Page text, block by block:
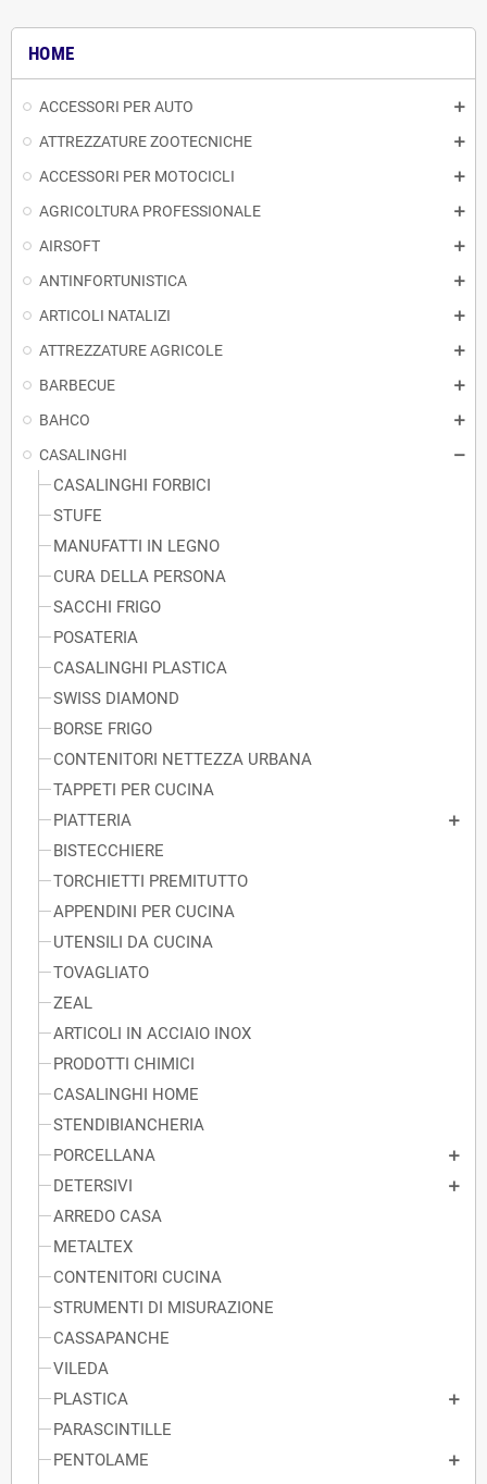
HOME
ACCESSORI PER AUTO
ATTREZZATURE ZOOTECNICHE
ACCESSORI PER MOTOCICLI
AGRICOLTURA PROFESSIONALE
AIRSOFT
ANTINFORTUNISTICA
ARTICOLI NATALIZI
ATTREZZATURE AGRICOLE
BARBECUE
BAHCO
CASALINGHI
CASALINGHI FORBICI
STUFE
MANUFATTI IN LEGNO
CURA DELLA PERSONA
SACCHI FRIGO
POSATERIA
CASALINGHI PLASTICA
SWISS DIAMOND
BORSE FRIGO
CONTENITORI NETTEZZA URBANA
TAPPETI PER CUCINA
PIATTERIA
BISTECCHIERE
TORCHIETTI PREMITUTTO
APPENDINI PER CUCINA
UTENSILI DA CUCINA
TOVAGLIATO
ZEAL
ARTICOLI IN ACCIAIO INOX
PRODOTTI CHIMICI
CASALINGHI HOME
STENDIBIANCHERIA
PORCELLANA
DETERSIVI
ARREDO CASA
METALTEX
CONTENITORI CUCINA
STRUMENTI DI MISURAZIONE
CASSAPANCHE
VILEDA
PLASTICA
PARASCINTILLE
PENTOLAME